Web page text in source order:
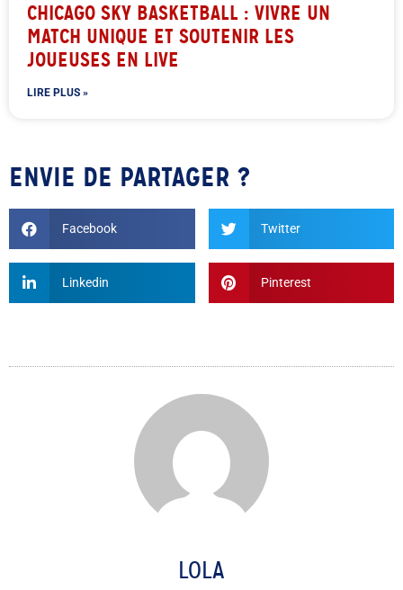
CHICAGO SKY BASKETBALL : VIVRE UN
MATCH UNIQUE ET SOUTENIR LES
JOUEUSES EN LIVE
LIRE PLUS »
ENVIE DE PARTAGER ?
Facebook Twitter
Linkedin Pinterest
LOLA